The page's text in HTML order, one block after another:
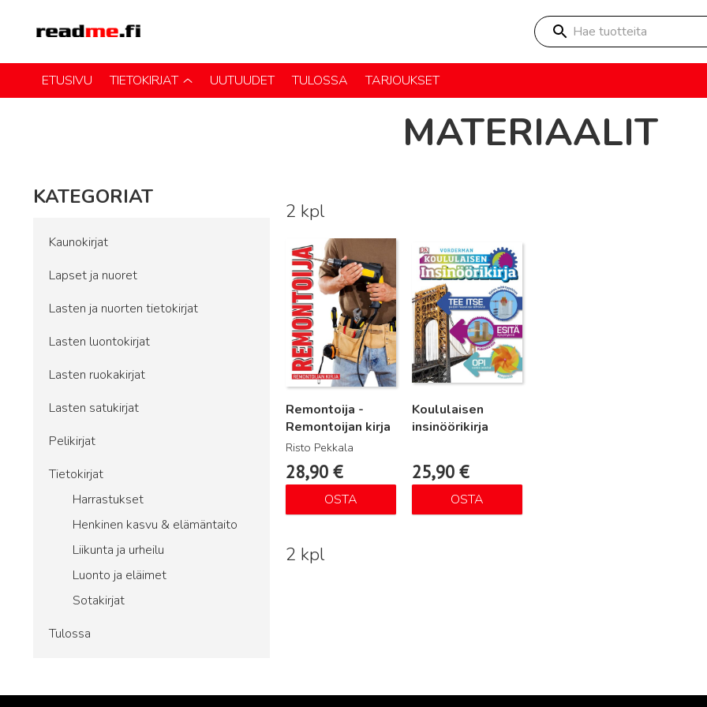
Hae tuotteita
ETUSIVU TIETOKIRJAT UUTUUDET TULOSSA TARJOUKSET
MATERIAALIT
KATEGORIAT
Kaunokirjat
Lapset ja nuoret
Lasten ja nuorten tietokirjat
Lasten luontokirjat
Lasten ruokakirjat
Lasten satukirjat
Pelikirjat
Tietokirjat
Harrastukset
Henkinen kasvu & elämäntaito
Liikunta ja urheilu
Luonto ja eläimet
Sotakirjat
Tulossa
2 kpl
Remontoija -
Remontoijan kirja
Risto Pekkala
28,90 €
OSTA
Lue lisää
Koululaisen
insinöörikirja
25,90 €
OSTA
2 kpl